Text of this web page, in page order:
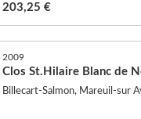
203,25 €
2009
Clos St.Hilaire Blanc de
Billecart-Salmon, Mareuil-sur